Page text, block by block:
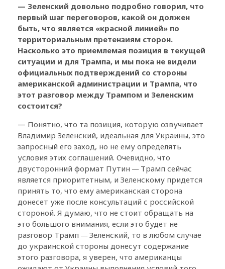
— Зеленский довольно подробно говорил, что
первый шаг переговоров, какой он должен
быть, что является «красной линией» по
территориальным претензиям сторон.
Насколько это приемлемая позиция в текущей
ситуации и для Трампа, и мы пока не видели
официальных подтверждений со стороны
американской администрации и Трампа, что
этот разговор между Трампом и Зеленским
состоится?
— Понятно, что та позиция, которую озвучивает
Владимир Зеленский, идеальная для Украины, это
запросный его заход, но не ему определять
условия этих соглашений. Очевидно, что
двусторонний формат Путин — Трамп сейчас
является приоритетным, и Зеленскому придется
принять то, что ему американская сторона
донесет уже после консультаций с российской
стороной. Я думаю, что не стоит обращать на
это большого внимания, если это будет не
разговор Трамп —Зеленский, то в любом случае
до украинской стороны донесут содержание
этого разговора, я уверен, что американцы